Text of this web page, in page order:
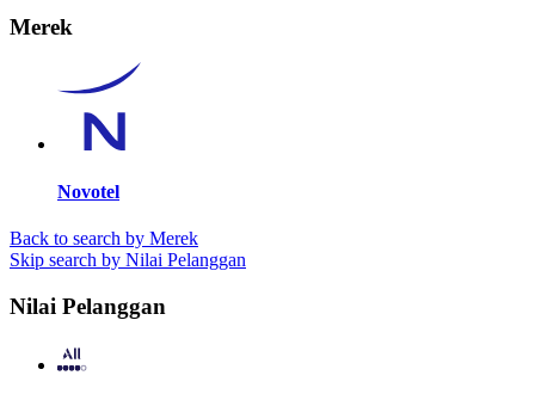
Merek
Novotel
Back to search by Merek
Skip search by Nilai Pelanggan
Nilai Pelanggan